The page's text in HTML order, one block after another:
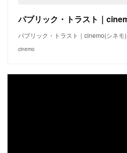
パブリック・トラスト｜
パブリック・トラスト｜cinemo(シネモ)
cinemo